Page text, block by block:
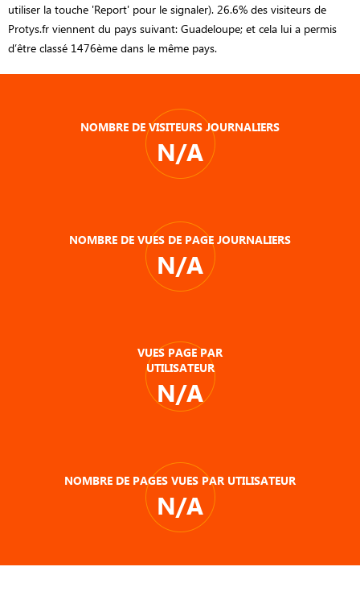
utiliser la touche 'Report' pour le signaler). 26.6% des visiteurs de
Protys.fr viennent du pays suivant: Guadeloupe; et cela lui a permis
d’être classé 1476ème dans le même pays.
NOMBRE DE VISITEURS JOURNALIERS
N/A
NOMBRE DE VUES DE PAGE JOURNALIERS
N/A
VUES PAGE PAR
UTILISATEUR
N/A
NOMBRE DE PAGES VUES PAR UTILISATEUR
N/A